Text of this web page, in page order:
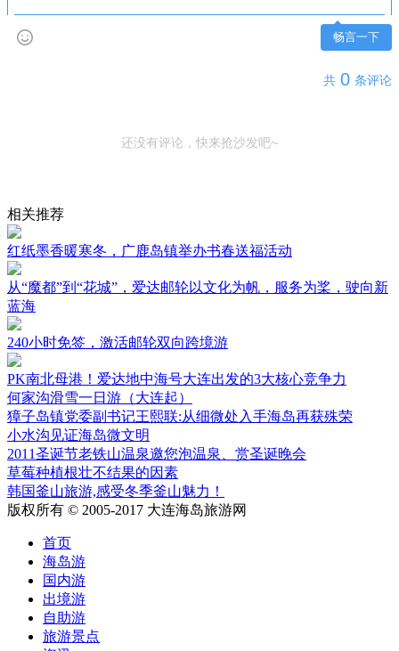
畅言一下
共 0 条评论
还没有评论，快来抢沙发吧~
相关推荐
红纸墨香暖寒冬，广鹿岛镇举办书春送福活动
从“魔都”到“花城”，爱达邮轮以文化为帆，服务为桨，驶向新
蓝海
240小时免签，激活邮轮双向跨境游
PK南北母港！爱达地中海号大连出发的3大核心竞争力
何家沟滑雪一日游（大连起）
獐子岛镇党委副书记王熙联:从细微处入手海岛再获殊荣
小水沟见证海岛微文明
2011圣诞节老铁山温泉邀您泡温泉、赏圣诞晚会
草莓种植根壮不结果的因素
韩国釜山旅游,感受冬季釜山魅力！
版权所有 © 2005-2017 大连海岛旅游网
首页
海岛游
国内游
出境游
自助游
旅游景点